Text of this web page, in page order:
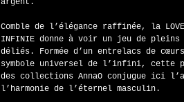
argent.
Comble de l’élégance raffinée, la LOVE
INFINIE donne à voir un jeu de pleins
déliés. Formée d’un entrelacs de
symbole universel de l’infini, cette
des collections AnnaO conjugue ici
l’harmonie de l’éternel masculin.